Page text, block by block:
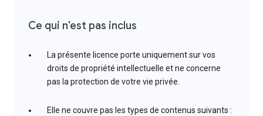
Ce qui n'est pas inclus
La présente licence porte uniquement sur vos
droits de propriété intellectuelle et ne concerne
pas la protection de votre vie privée.
Elle ne couvre pas les types de contenus suivants :